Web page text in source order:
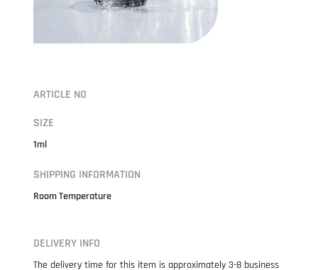
ARTICLE NO
SIZE
1ml
SHIPPING INFORMATION
Room Temperature
DELIVERY INFO
The delivery time for this item is approximately 3-8 business